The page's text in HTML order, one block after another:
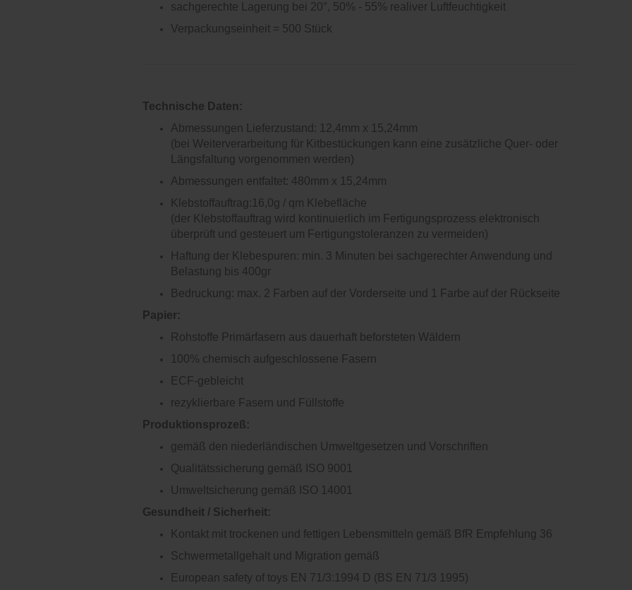
sachgerechte Lagerung bei 20°, 50% - 55% realiver Luftfeuchtigkeit
Verpackungseinheit = 500 Stück
Technische Daten:
Abmessungen Lieferzustand: 12,4mm x 15,24mm
(bei Weiterverarbeitung für Kitbestückungen kann eine zusätzliche Quer- oder
Längsfaltung vorgenommen werden)
Abmessungen entfaltet: 480mm x 15,24mm
Klebstoffauftrag:16,0g / qm Klebefläche
(der Klebstoffauftrag wird kontinuierlich im Fertigungsprozess elektronisch
überprüft und gesteuert um Fertigungstoleranzen zu vermeiden)
Haftung der Klebespuren: min. 3 Minuten bei sachgerechter Anwendung und
Belastung bis 400gr
Bedruckung: max. 2 Farben auf der Vorderseite und 1 Farbe auf der Rückseite
Papier:
Rohstoffe Primärfasern aus dauerhaft beforsteten Wäldern
100% chemisch aufgeschlossene Fasern
ECF-gebleicht
rezyklierbare Fasern und Füllstoffe
Produktionsprozeß:
gemäß den niederländischen Umweltgesetzen und Vorschriften
Qualitätssicherung gemäß ISO 9001
Umweltsicherung gemäß ISO 14001
Gesundheit / Sicherheit:
Kontakt mit trockenen und fettigen Lebensmitteln gemäß BfR Empfehlung 36
Schwermetallgehalt und Migration gemäß
European safety of toys EN 71/3:1994 D (BS EN 71/3 1995)